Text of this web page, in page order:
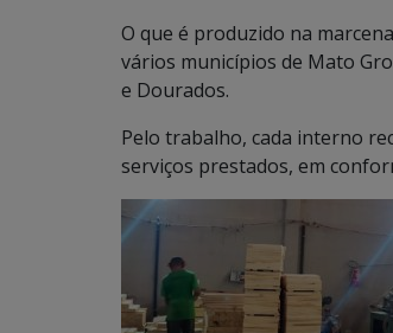
O que é produzido na
vários municípios de Mato
e Dourados.
Pelo trabalho, cada interno
serviços prestados, em